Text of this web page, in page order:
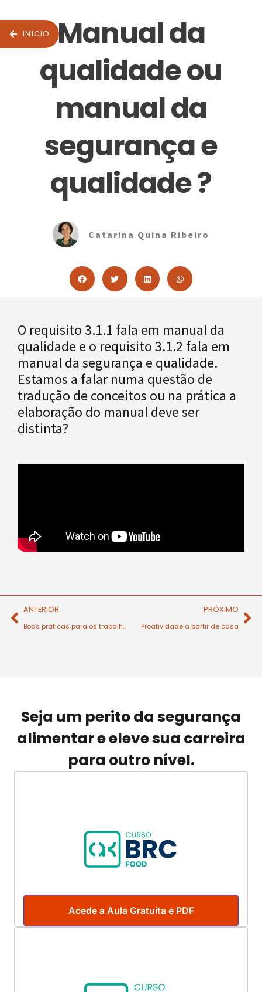
INÍCIO
Manual da
qualidade ou
manual da
segurança e
qualidade ?
Catarina Quina Ribeiro
O requisito 3.1.1 fala em manual da
qualidade e o requisito 3.1.2 fala em
manual da segurança e qualidade.
Estamos a falar numa questão de
tradução de conceitos ou na prática a
elaboração do manual deve ser
distinta?
ANTERIOR
Boas práticas para os trabalhadores
PRÓXIMO
Proatividade a partir de casa
Seja um perito da segurança
alimentar e eleve sua carreira
para outro nível.
Acede a Aula Gratuita e PDF